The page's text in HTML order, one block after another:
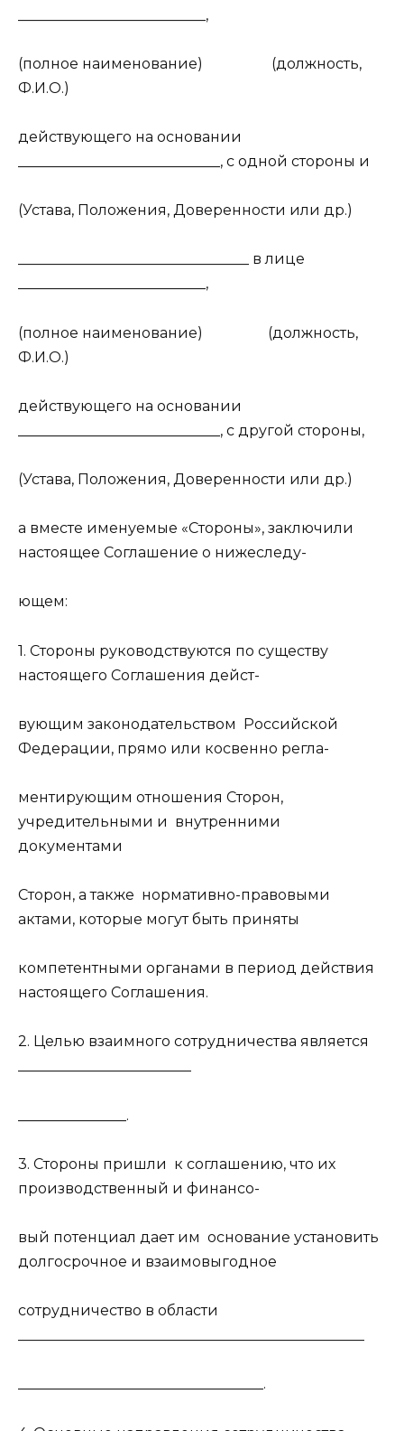
__________________________,
(полное наименование) (должность,
Ф.И.О.)
действующего на основании
____________________________, с одной стороны и
(Устава, Положения, Доверенности или др.)
________________________________ в лице
__________________________,
(полное наименование) (должность,
Ф.И.О.)
действующего на основании
____________________________, с другой стороны,
(Устава, Положения, Доверенности или др.)
а вместе именуемые «Стороны», заключили
настоящее Соглашение о нижеследу-
ющем:
1. Стороны руководствуются по существу
настоящего Соглашения дейст-
вующим законодательством Российской
Федерации, прямо или косвенно регла-
ментирующим отношения Сторон,
учредительными и внутренними
документами
Сторон, а также нормативно-правовыми
актами, которые могут быть приняты
компетентными органами в период действия
настоящего Соглашения.
2. Целью взаимного сотрудничества является
_______________.
3. Стороны пришли к соглашению, что их
производственный и финансо-
вый потенциал дает им основание установить
долгосрочное и взаимовыгодное
сотрудничество в области
__________________________________.